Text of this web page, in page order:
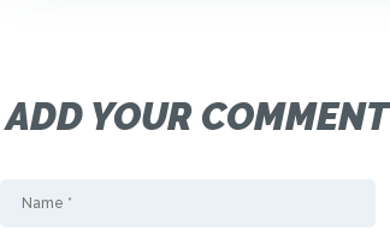
ADD YOUR COMMENT